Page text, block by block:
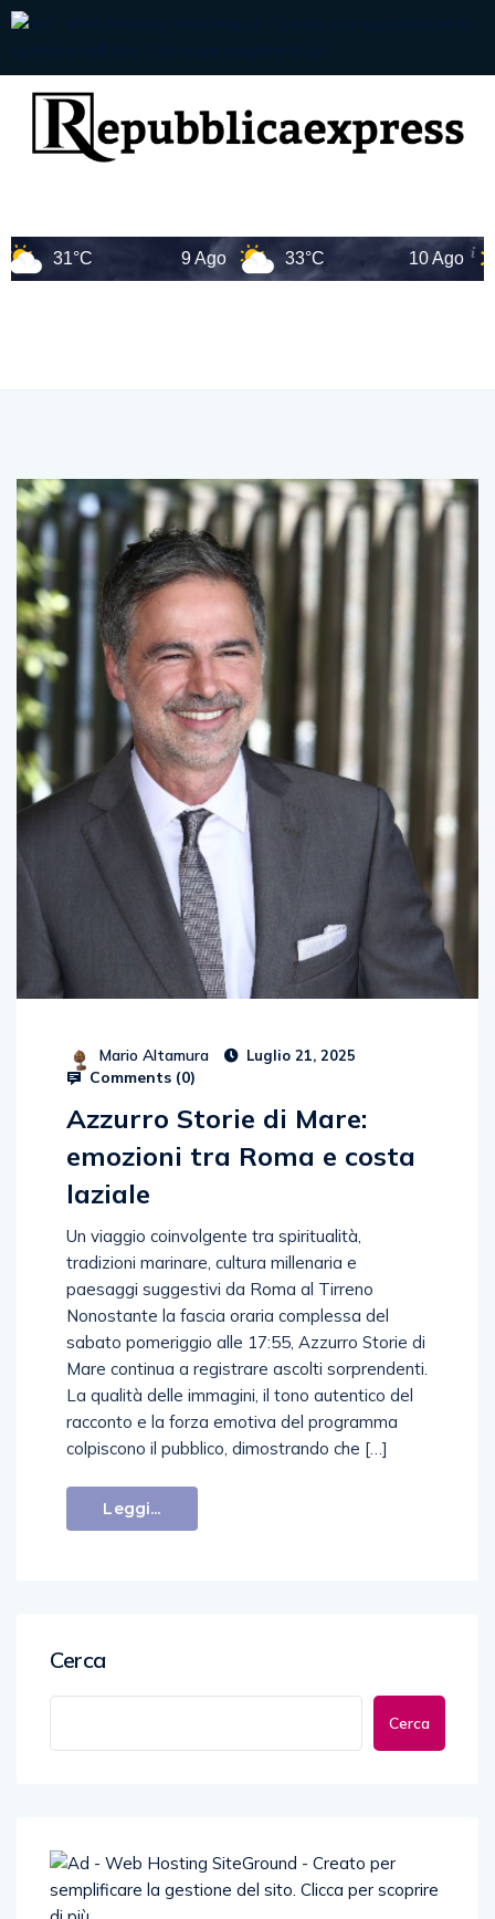
31°C 9 Ago 33°C 10 Ago
Mario Altamura Luglio 21, 2025
Comments (0)
Azzurro Storie di Mare:
emozioni tra Roma e costa
laziale
Un viaggio coinvolgente tra spiritualità,
tradizioni marinare, cultura millenaria e
paesaggi suggestivi da Roma al Tirreno
Nonostante la fascia oraria complessa del
sabato pomeriggio alle 17:55, Azzurro Storie di
Mare continua a registrare ascolti sorprendenti.
La qualità delle immagini, il tono autentico del
racconto e la forza emotiva del programma
colpiscono il pubblico, dimostrando che […]
Leggi...
Cerca
Cerca